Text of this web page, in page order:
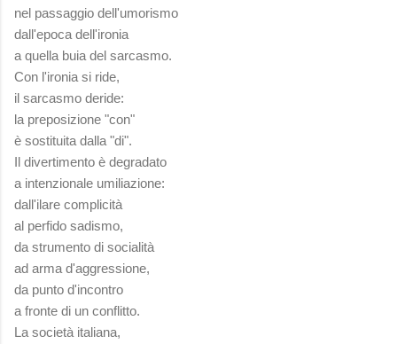
nel passaggio dell'umorismo
dall'epoca dell'ironia
a quella buia del sarcasmo.
Con l'ironia si ride,
il sarcasmo deride:
la preposizione "con"
è sostituita dalla "di".
Il divertimento è degradato
a intenzionale umiliazione:
dall'ilare complicità
al perfido sadismo,
da strumento di socialità
ad arma d'aggressione,
da punto d'incontro
a fronte di un conflitto.
La società italiana,